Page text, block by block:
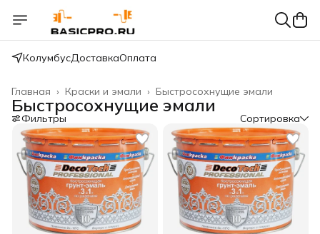
КолумбусДоставкаОплата
Быстросохнущие эмали
Краски и эмали ›
Главная ›
Быстросохнущие эмали
Фильтры Сортировка